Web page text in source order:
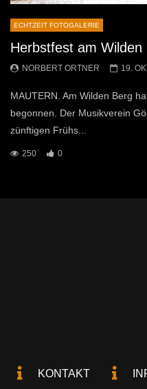
ECHTZEIT FOTOGALERIE
Herbstfest am Wilden
NORBERT ORTNER 19.
MAUTERN. Am Wilden Berg
begonnen. Der Musikverein
zünftigen Frühs...
250 0
KONTAKT